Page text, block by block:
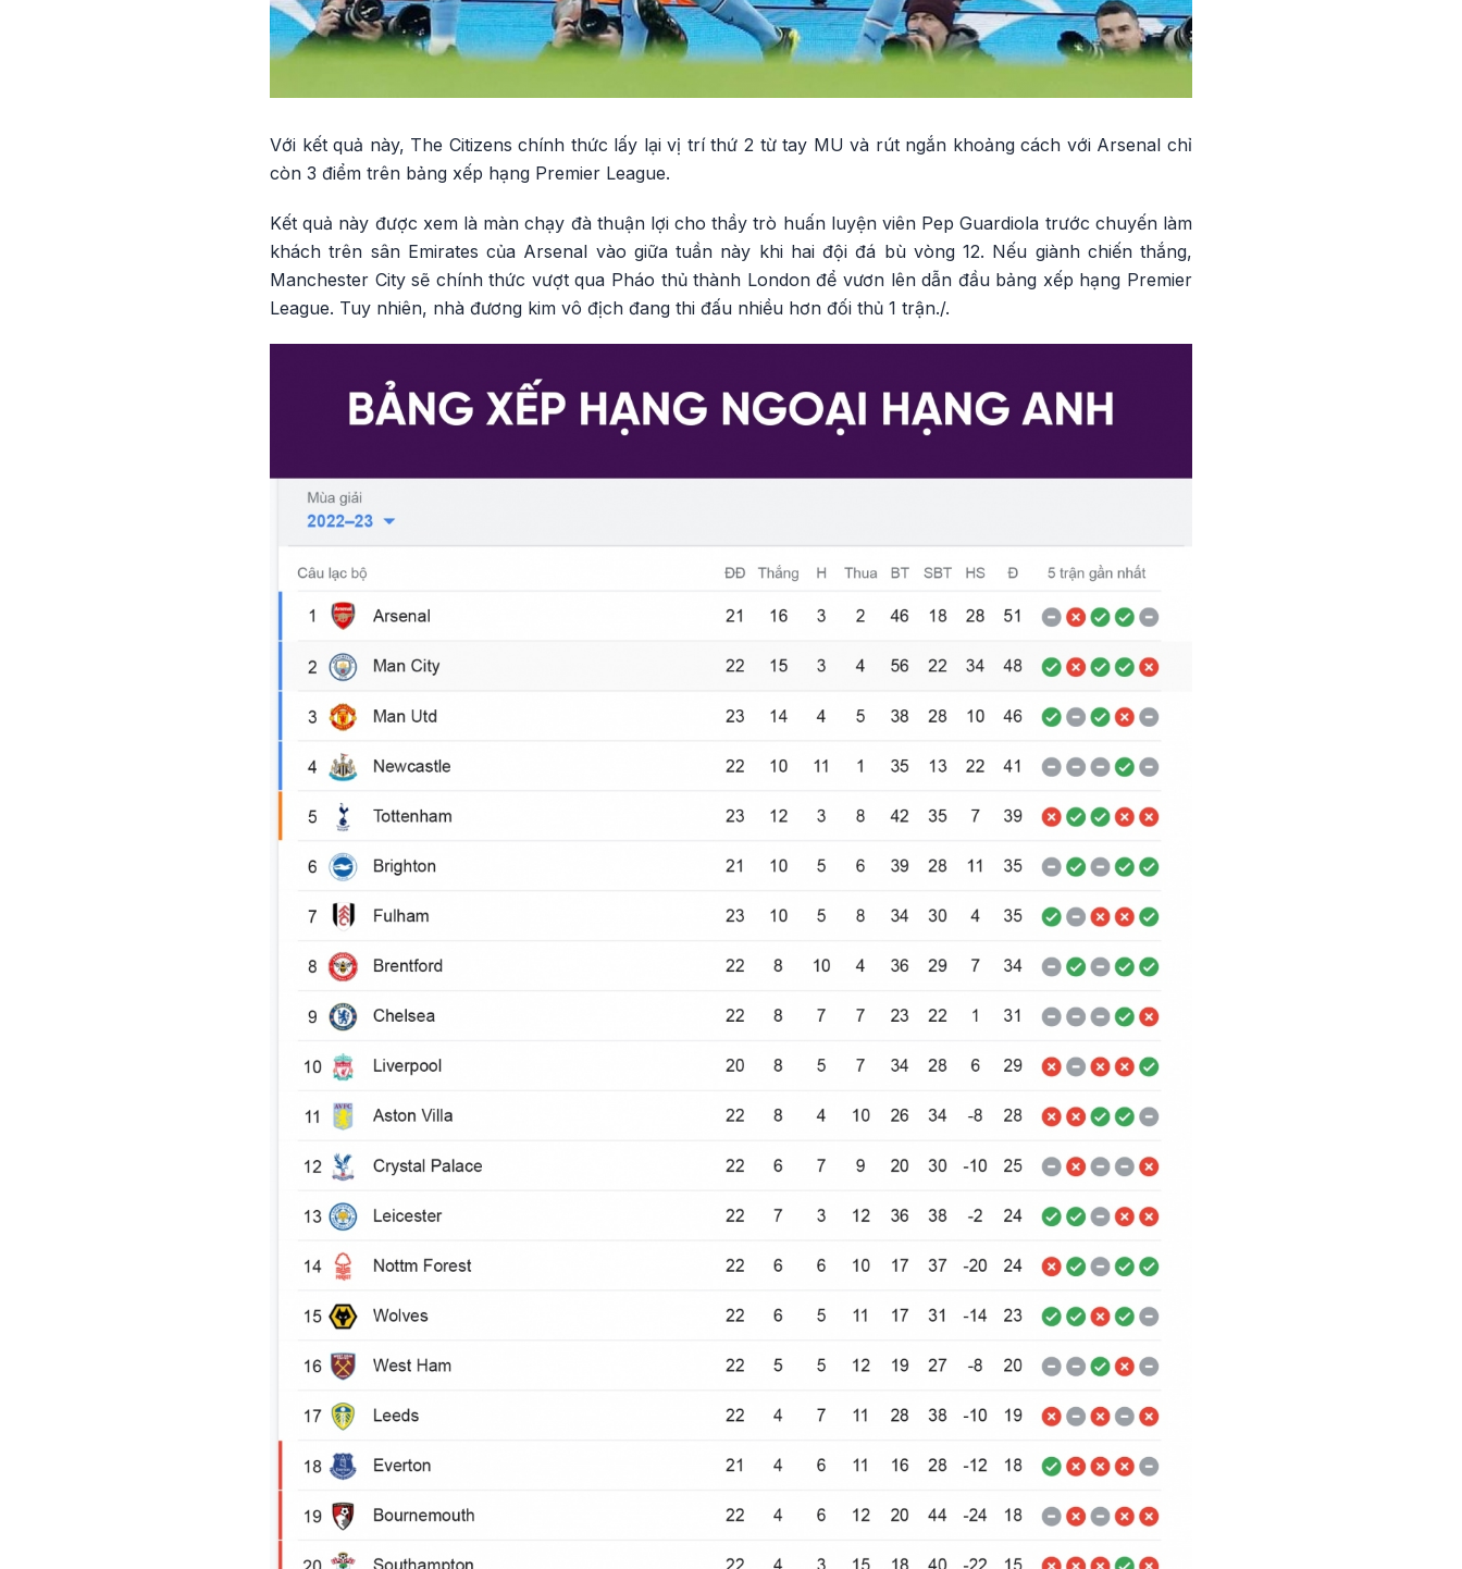
Với kết quả này, The Citizens chính thức lấy lại vị trí thứ 2 từ tay MU và rút ngắn khoảng cách với Arsenal chỉ
còn 3 điểm trên bảng xếp hạng Premier League.
Kết quả này được xem là màn chạy đà thuận lợi cho thầy trò huấn luyện viên Pep Guardiola trước chuyến làm
khách trên sân Emirates của Arsenal vào giữa tuần này khi hai đội đá bù vòng 12. Nếu giành chiến thắng,
Manchester City sẽ chính thức vượt qua Pháo thủ thành London để vươn lên dẫn đầu bảng xếp hạng Premier
League. Tuy nhiên, nhà đương kim vô địch đang thi đấu nhiều hơn đối thủ 1 trận./.